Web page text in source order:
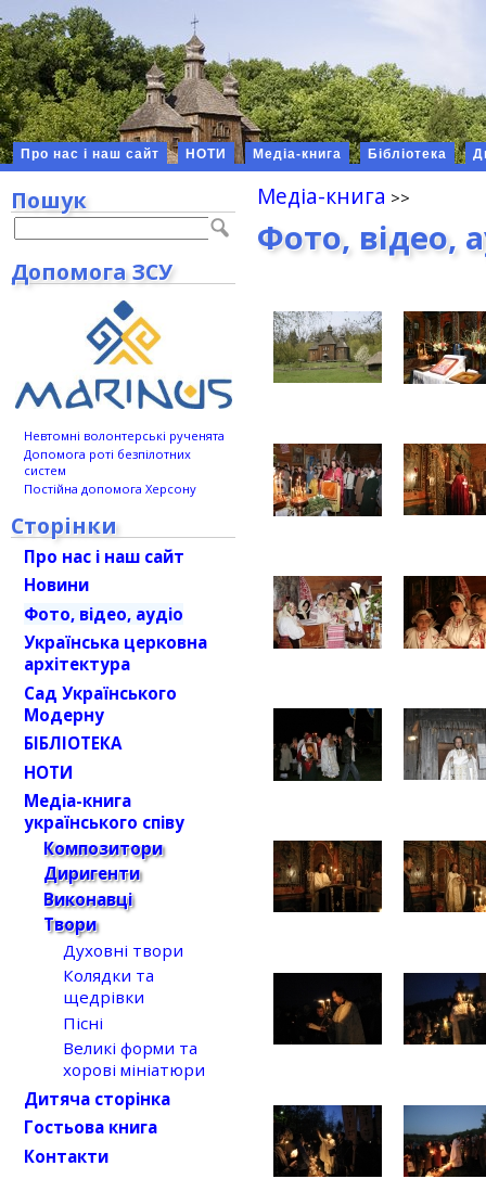
Про нас і наш сайт НОТИ Медіа-книга Бібліотека
Медіа-книга
Фото, відео,
Пошук
Допомога ЗСУ
Невтомні волонтерські рученята
Допомога роті безпілотних
систем
Постійна допомога Херсону
Сторінки
Про нас і наш сайт
Новини
Фото, відео, аудіо
Українська церковна
архітектура
Сад Українського
Модерну
БІБЛІОТЕКА
НОТИ
Медіа-книга
українського співу
Композитори
Диригенти
Виконавці
Твори
Духовні твори
Колядки та
щедрівки
Пісні
Великі форми та
хорові мініатюри
Дитяча сторінка
Гостьова книга
Контакти